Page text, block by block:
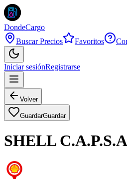
DondeCargo
Buscar Precios
Favoritos
Iniciar sesiónRegistrarse
Volver
GuardarGuardar
SHELL